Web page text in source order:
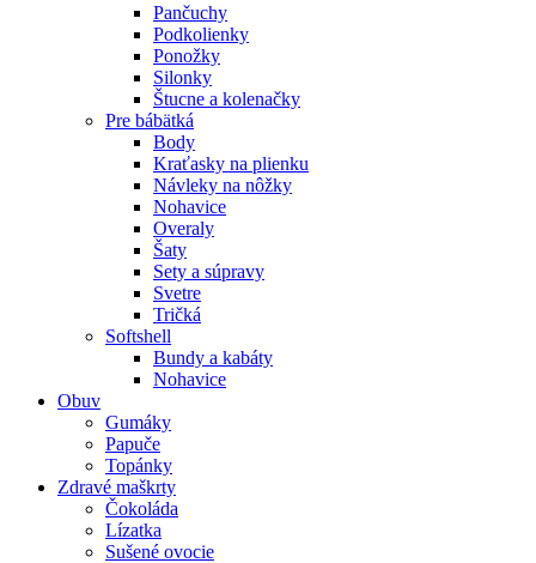
Pančuchy
Podkolienky
Ponožky
Silonky
Štucne a kolenačky
Pre bábätká
Body
Kraťasky na plienku
Návleky na nôžky
Nohavice
Overaly
Šaty
Sety a súpravy
Svetre
Tričká
Softshell
Bundy a kabáty
Nohavice
Obuv
Gumáky
Papuče
Topánky
Zdravé maškrty
Čokoláda
Lízatka
Sušené ovocie